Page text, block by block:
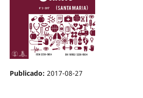
Publicado: 2017-08-27